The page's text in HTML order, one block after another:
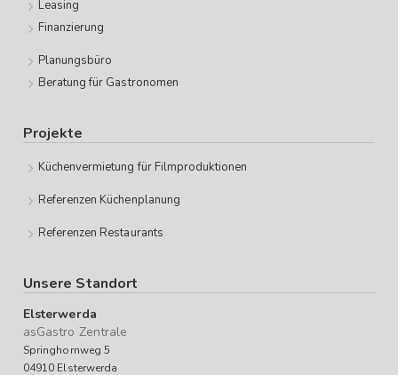
Leasing
Finanzierung
Planungsbüro
Beratung für Gastronomen
Projekte
Küchenvermietung für Filmproduktionen
Referenzen Küchenplanung
Referenzen Restaurants
Unsere Standort
Elsterwerda
asGastro Zentrale
Springhornweg 5
04910 Elsterwerda